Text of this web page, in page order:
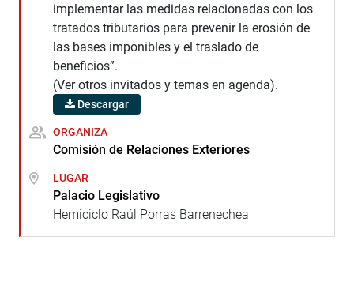
implementar las medidas relacionadas con los
tratados tributarios para prevenir la erosión de
las bases imponibles y el traslado de
beneficios”.
(Ver otros invitados y temas en agenda).
Descargar
ORGANIZA
Comisión de Relaciones Exteriores
LUGAR
Palacio Legislativo
Hemiciclo Raúl Porras Barrenechea